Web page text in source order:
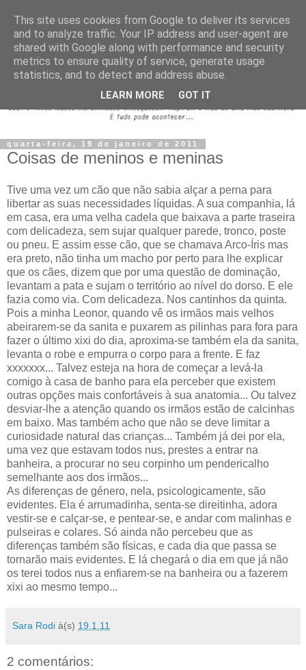
quarta-feira, 19 de janeiro de 2011
Coisas de meninos e meninas
Tive uma vez um cão que não sabia alçar a perna para
libertar as suas necessidades líquidas. A sua companhia, lá
em casa, era uma velha cadela que baixava a parte traseira
com delicadeza, sem sujar qualquer parede, tronco, poste
ou pneu. E assim esse cão, que se chamava Arco-Íris mas
era preto, não tinha um macho por perto para lhe explicar
que os cães, dizem que por uma questão de dominação,
levantam a pata e sujam o território ao nível do dorso. E ele
fazia como via. Com delicadeza. Nos cantinhos da quinta.
Pois a minha Leonor, quando vê os irmãos mais velhos
abeirarem-se da sanita e puxarem as pilinhas para fora para
fazer o último xixi do dia, aproxima-se também ela da sanita,
levanta o robe e empurra o corpo para a frente. E faz
xxxxxxx... Talvez esteja na hora de começar a levá-la
comigo à casa de banho para ela perceber que existem
outras opções mais confortáveis à sua anatomia... Ou talvez
desviar-lhe a atenção quando os irmãos estão de calcinhas
em baixo. Mas também acho que não se deve limitar a
curiosidade natural das crianças... Também já dei por ela,
uma vez que estavam todos nus, prestes a entrar na
banheira, a procurar no seu corpinho um pendericalho
semelhante aos dos irmãos...
As diferenças de género, nela, psicologicamente, são
evidentes. Ela é arrumadinha, senta-se direitinha, adora
vestir-se e calçar-se, e pentear-se, e andar com malinhas e
pulseiras e colares. Só ainda não percebeu que as
diferenças também são físicas, e cada dia que passa se
tornarão mais evidentes. E lá chegará o dia em que já não
os terei todos nus a enfiarem-se na banheira ou a fazerem
xixi ao mesmo tempo...
Sara Rodi à(s) 19.1.11
2 comentários:
This site uses cookies from Google to deliver its services
and to analyze traffic. Your IP address and user-agent are
shared with Google along with performance and security
metrics to ensure quality of service, generate usage
statistics, and to detect and address abuse.
LEARN MORE GOT IT